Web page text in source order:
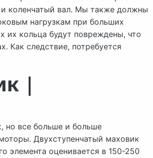
коленчатый вал. Мы также должны
нагрузкам при больших
их кольца будут повреждены, что
Как следствие, потребуется
|
но все больше и больше
Двухступенчатый маховик
элемента оценивается в 150-250